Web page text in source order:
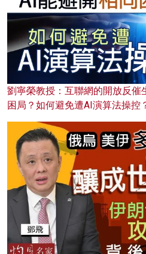
劉寧榮教授：互聯網的開放反催
困局？如何避免遭AI演算法操控